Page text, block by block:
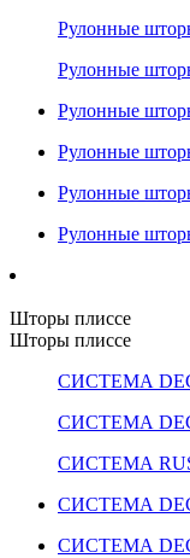
Рулонные
Рулонные
Рулонные
Рулонные
Рулонные
Рулонные
Шторы плиссе
Шторы плиссе
СИСТЕМА
СИСТЕМА
СИСТЕМА
СИСТЕМА
СИСТЕМА